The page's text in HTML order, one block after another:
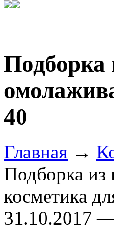
Подборка
40
Главная →
Подборка
косметика
31.10.2017